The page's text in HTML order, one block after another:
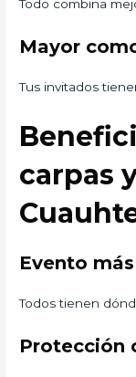
Todo combina
Mayor
Tus invitados
carpas
Evento
Todos tienen
Protección